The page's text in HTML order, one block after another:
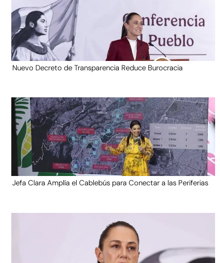
Nuevo Decreto de Transparencia Reduce Burocracia
Jefa Clara Amplía el Cablebús para Conectar a las Periferias